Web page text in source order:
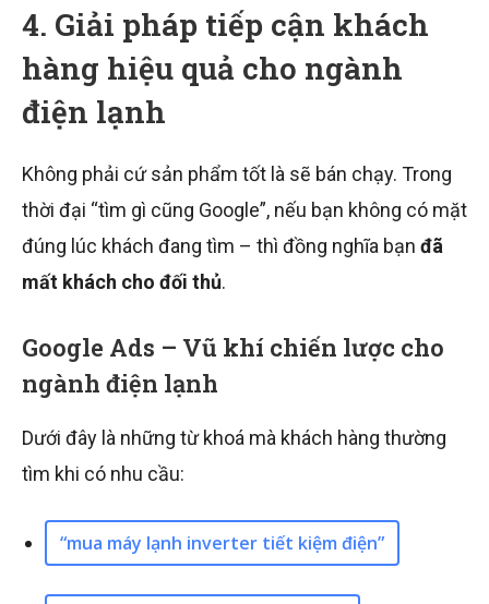
4. Giải pháp tiếp cận khách
hàng hiệu quả cho ngành
điện lạnh
Không phải cứ sản phẩm tốt là sẽ bán chạy. Trong
thời đại “tìm gì cũng Google”, nếu bạn không có mặt
đúng lúc khách đang tìm – thì đồng nghĩa bạn đã
mất khách cho đối thủ.
Google Ads – Vũ khí chiến lược cho
ngành điện lạnh
Dưới đây là những từ khoá mà khách hàng thường
tìm khi có nhu cầu:
“mua máy lạnh inverter tiết kiệm điện”